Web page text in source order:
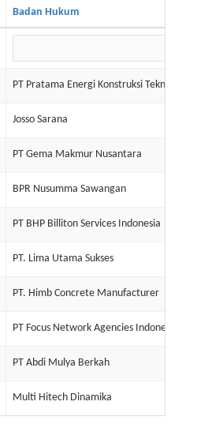
Badan Hukum
PT Pratama Energi Konstruksi Teknologi
Josso Sarana
PT Gema Makmur Nusantara
BPR Nusumma Sawangan
PT BHP Billiton Services Indonesia
PT. Lima Utama Sukses
PT. Himb Concrete Manufacturer
PT Focus Network Agencies Indonesia
PT Abdi Mulya Berkah
Multi Hitech Dinamika